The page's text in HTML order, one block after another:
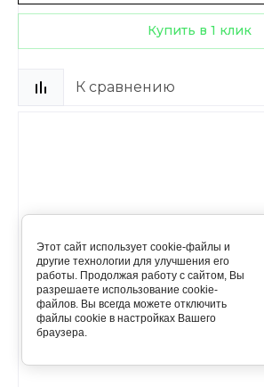
Купить в 1 клик
К сравнению
Этот сайт использует cookie-файлы и
другие технологии для улучшения его
работы. Продолжая работу с сайтом, Вы
разрешаете использование cookie-
файлов. Вы всегда можете отключить
файлы cookie в настройках Вашего
браузера.